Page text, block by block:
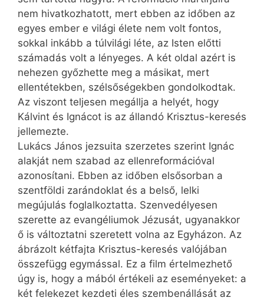
nem hivatkozhatott, mert ebben az időben az
egyes ember e világi élete nem volt fontos,
sokkal inkább a túlvilági léte, az Isten előtti
számadás volt a lényeges. A két oldal azért is
nehezen győzhette meg a másikat, mert
ellentétekben, szélsőségekben gondolkodtak.
Az viszont teljesen megállja a helyét, hogy
Kálvint és Ignácot is az állandó Krisztus-keresés
jellemezte.
Lukács János jezsuita szerzetes szerint Ignác
alakját nem szabad az ellenreformációval
azonosítani. Ebben az időben elsősorban a
szentföldi zarándoklat és a belső, lelki
megújulás foglalkoztatta. Szenvedélyesen
szerette az evangéliumok Jézusát, ugyanakkor
ő is változtatni szeretett volna az Egyházon. Az
ábrázolt kétfajta Krisztus-keresés valójában
összefügg egymással. Ez a film értelmezhető
úgy is, hogy a mából értékeli az eseményeket: a
két felekezet kezdeti éles szembenállását az